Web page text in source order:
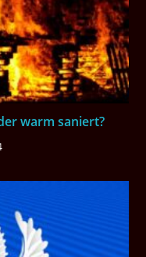
warm saniert?